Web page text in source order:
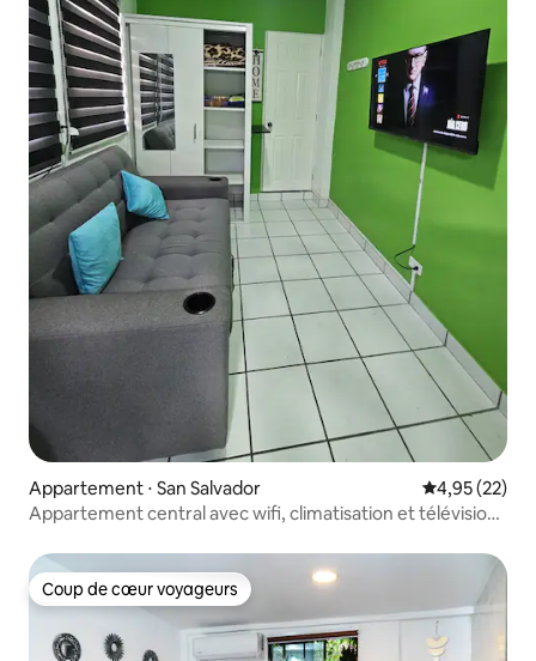
Appartement ⋅ San Salvador Évaluation
4,95 (22)
Appartement central avec wifi, climatisation et télévision
Coup de cœur voyageurs
Coup de cœur voyageurs